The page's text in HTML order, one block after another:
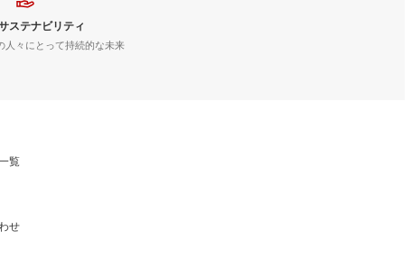
ステナビリティ
人々にとって持続的な未来
覧
せ